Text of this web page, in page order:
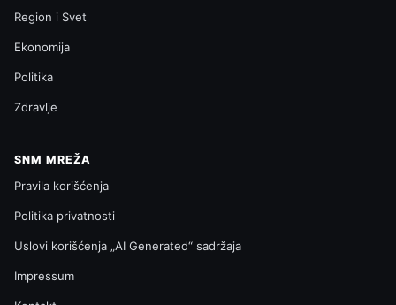
Region i Svet
Ekonomija
Politika
Zdravlje
SNM MREŽA
Pravila korišćenja
Politika privatnosti
Uslovi korišćenja „AI Generated“ sadržaja
Impressum